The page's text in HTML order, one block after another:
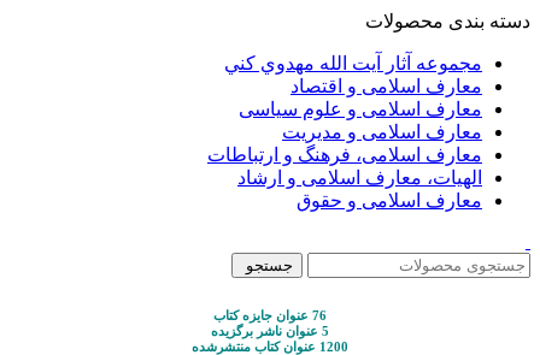
دسته بندی محصولات
مجموعه آثار آيت الله مهدوي كني
معارف اسلامی و اقتصاد
معارف اسلامی و علوم سیاسی
معارف اسلامی و مدیریت
معارف اسلامی، فرهنگ و ارتباطات
الهیات، معارف اسلامی و ارشاد
معارف اسلامی و حقوق
جستجو
76 عنوان جایزه کتاب
5 عنوان ناشر برگزیده
1200 عنوان کتاب منتشرشده